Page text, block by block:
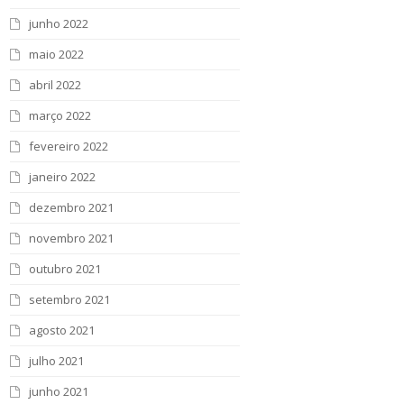
junho 2022
maio 2022
abril 2022
março 2022
fevereiro 2022
janeiro 2022
dezembro 2021
novembro 2021
outubro 2021
setembro 2021
agosto 2021
julho 2021
junho 2021